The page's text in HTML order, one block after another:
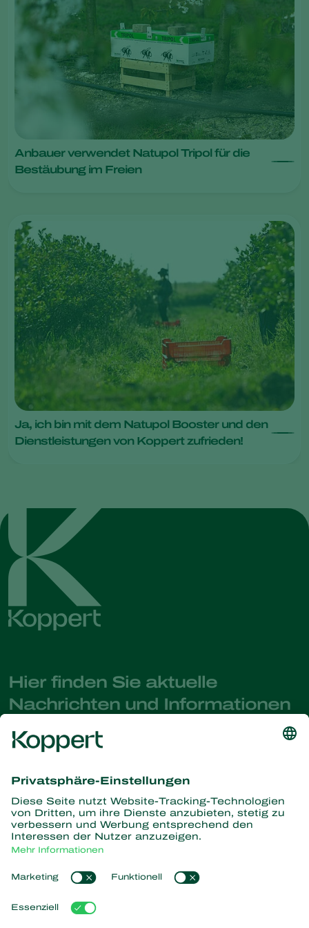
Anbauer verwendet Natupol Tripol für die
Bestäubung im Freien
Ja, ich bin mit dem Natupol Booster und den
Dienstleistungen von Koppert zufrieden!
Hier finden Sie aktuelle
Nachrichten und Informationen
Melden Sie sich hier an
Partners with Nature
Raubmilben
Räuber
Parasitische Wespen
Nützliche Mikroorganismen
Bestäubung
Über Koppert
Über Koppert
Arbeiten bei Koppert
Kontakt
Koppert One
Koppert Global